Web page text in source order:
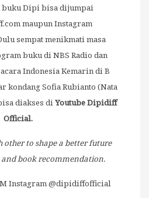
buku Dipi bisa dijumpai
maupun Instagram
sempat menikmati masa
buku di NBS Radio dan
Indonesia Kemarin di B
kondang Sofia Rubianto (Nata
diakses diYoutube Dipidiff
Official.
other to shape a better future
book recommendation.
Instagram @dipidiffofficial